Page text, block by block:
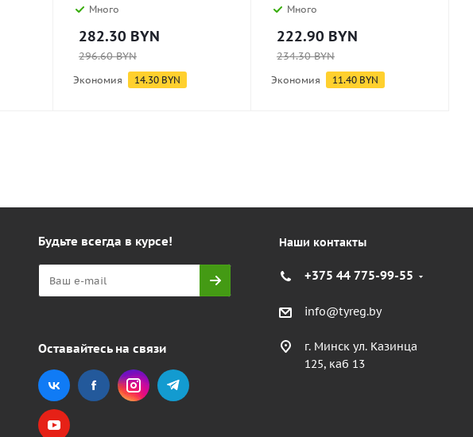
Много
282.30 BYN
296.60BYN
Экономия 14.30 BYN
Много
222.90 BYN
234.30BYN
Экономия 11.40 BYN
Будьте всегда в курсе!
Оставайтесь на связи
Наши контакты
+375 44 775-99-55
info@tyreg.by
г. Минск ул. Казинца
125, каб 13